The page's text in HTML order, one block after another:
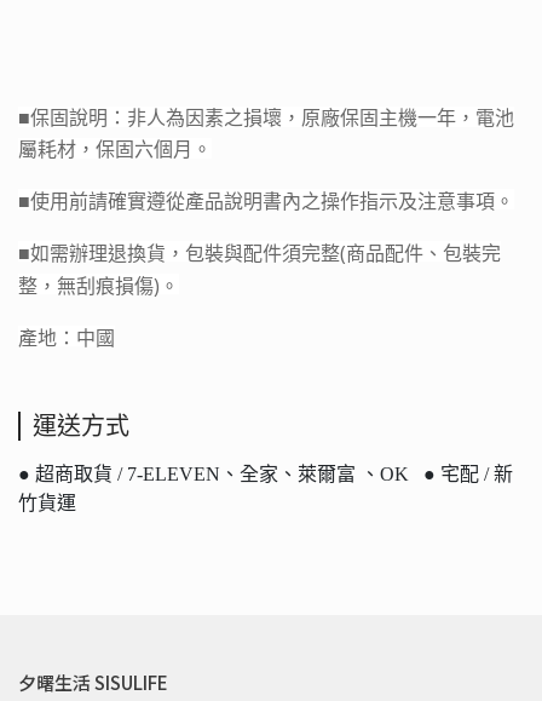
■保固說明：非人為因素之損壞，原廠保固主機一年，電池
屬耗材，保固六個月。
■使用前請確實遵從產品說明書內之操作指示及注意事項。
■如需辦理退換貨，包裝與配件須完整(商品配件、包裝完
整，無刮痕損傷) 。
產地：中國
運送方式
● 超商取貨 / 7-ELEVEN、全家、萊爾富 、OK ● 宅配 / 新
竹貨運
夕曙生活 SISULIFE